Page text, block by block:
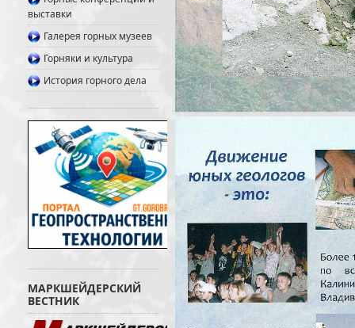
выставки
Галерея горных музеев
Горняки и культура
История горного дела
МАРКШЕЙДЕРСКИЙ
ВЕСТНИК